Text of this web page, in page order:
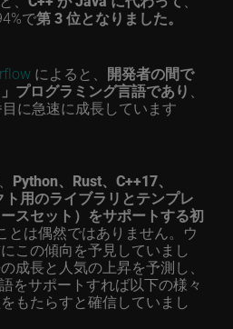
で第 3 位となりました。
によると、 開発者の間で
プログラミング言語であり
に急速に成長しています
Python、Rust、C++17、
用のライブラリとテンプレ
スセット）をサポートする初
とは偶然ではありません。ウ
この傾向を予見していまし
成長と人気の上昇を予測し、
をサポートすれば以下の様々
もたらすと確信していまし